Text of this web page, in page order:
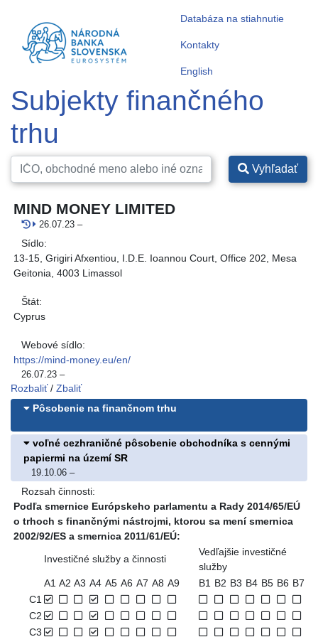
Databáza na stiahnutie
Kontakty
English
Subjekty finančného
trhu
Vyhľadať
MIND MONEY LIMITED
26.07.23 –
Sídlo:
13-15, Grigiri Afxentiou, I.D.E. Ioannou Court, Office 202, Mesa
Geitonia, 4003 Limassol
Štát:
Cyprus
Webové sídlo:
https://mind-money.eu/en/
26.07.23 –
Rozbaliť / Zbaliť
Pôsobenie na finančnom trhu
voľné cezhraničné pôsobenie obchodníka s cennými
papiermi na území SR
19.10.06 –
Rozsah činnosti:
Podľa smernice Európskeho parlamentu a Rady 2014/65/EÚ
o trhoch s finančnými nástrojmi, ktorou sa mení smernica
2002/92/ES a smernica 2011/61/EÚ:
Investičné služby a činnosti
Vedľajšie investičné
služby
A1 A2 A3 A4 A5 A6 A7 A8 A9 B1 B2 B3 B4 B5 B6 B7
C1
C2
C3